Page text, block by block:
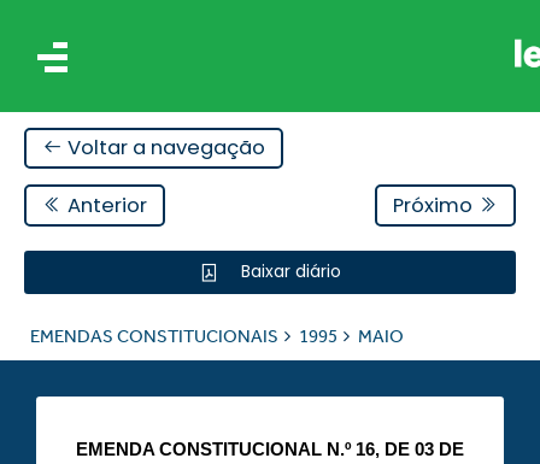
Voltar a navegação
Anterior Próximo
Baixar diário
EMENDAS CONSTITUCIONAIS 1995 MAIO
EMENDA CONSTITUCIONAL N.º 16, DE 03 DE